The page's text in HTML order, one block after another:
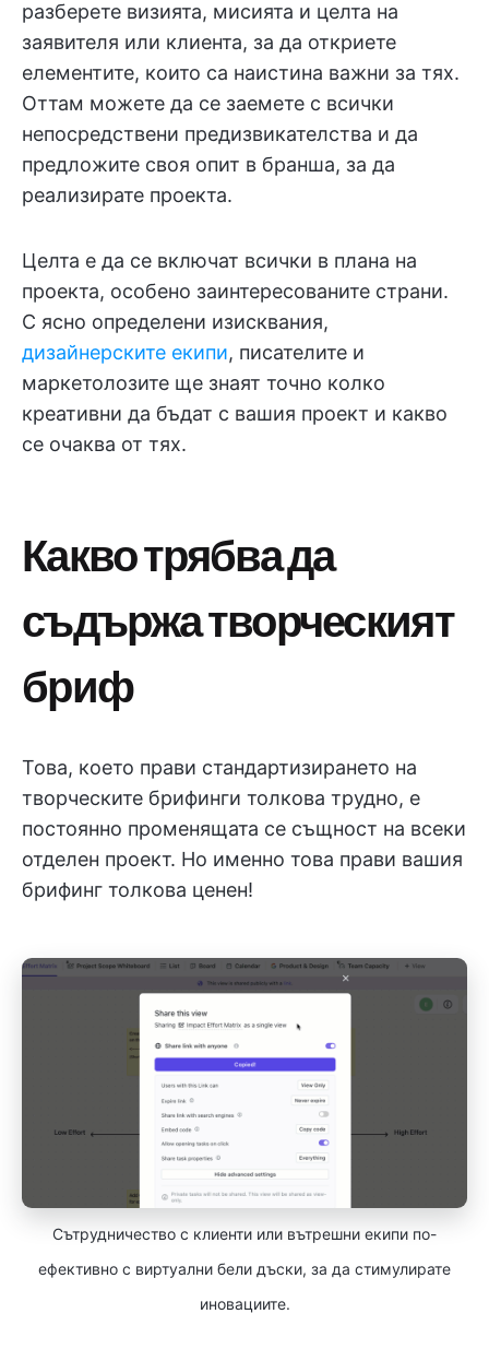
разберете визията, мисията и целта на
заявителя или клиента, за да откриете
елементите, които са наистина важни за тях.
Оттам можете да се заемете с всички
непосредствени предизвикателства и да
предложите своя опит в бранша, за да
реализирате проекта.
Целта е да се включат всички в плана на
проекта, особено заинтересованите страни.
С ясно определени изисквания,
дизайнерските екипи, писателите и
маркетолозите ще знаят точно колко
креативни да бъдат с вашия проект и какво
се очаква от тях.
Какво трябва да
съдържа творческият
бриф
Това, което прави стандартизирането на
творческите брифинги толкова трудно, е
постоянно променящата се същност на всеки
отделен проект. Но именно това прави вашия
брифинг толкова ценен!
Сътрудничество с клиенти или вътрешни екипи по-
ефективно с виртуални бели дъски, за да стимулирате
иновациите.